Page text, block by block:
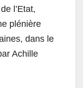
l’Etat,
plénière
dans le
Achille